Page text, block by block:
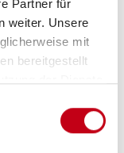
Partner für
weiter. Unsere
mit
bereitgestellt